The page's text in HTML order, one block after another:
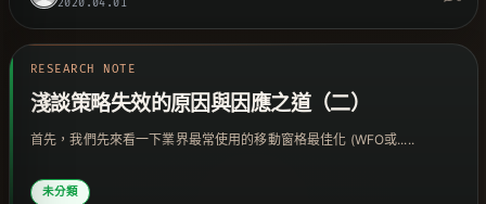
2020.04.01
RESEARCH NOTE
淺談策略失效的原因與因應之道（二）
首先，我們先來看一下業界最常使用的移動窗格最佳化 (WFO或.....
未分類